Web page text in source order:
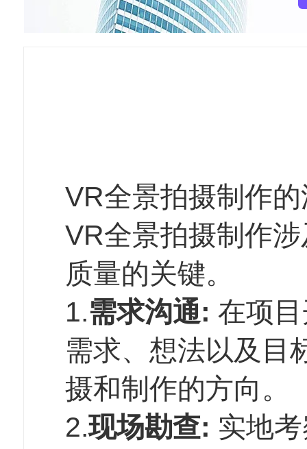
VR全景拍摄制作
VR全景拍摄制作
质量的关键。
1.需求沟通: 在项
需求、想法以及目
摄和制作的方向。
2.现场勘查: 实地